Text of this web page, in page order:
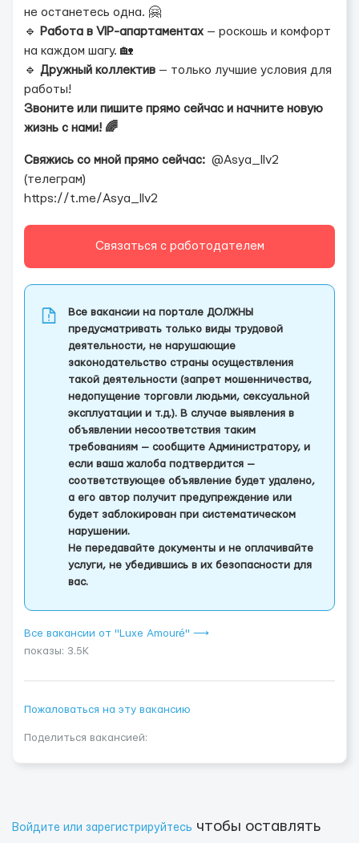
не останетесь одна. 🤗
🔹
Работа в VIP-апартаментах — роскошь и комфорт
на каждом шагу. 🏡
🔹 Дружный коллектив — только лучшие условия для
работы!
Звоните или пишите прямо сейчас и начните новую
жизнь с нами! 🌈
Свяжись со мной прямо сейчас: @Asya_llv2
(телеграм)
https://t.me/Asya_llv2
Связаться с работодателем
Все вакансии на портале ДОЛЖНЫ
предусматривать только виды трудовой
деятельности, не нарушающие
законодательство страны осуществления
такой деятельности (запрет мошенничества,
недопущение торговли людьми, сексуальной
эксплуатации и т.д.). В случае выявления в
объявлении несоответствия таким
требованиям — сообщите Администратору, и
если ваша жалоба подтвердится —
соответствующее объявление будет удалено,
а его автор получит предупреждение или
будет заблокирован при систематическом
нарушении.
Не передавайте документы и не оплачивайте
услуги, не убедившись в их безопасности для
вас.
Все вакансии от "Luxe Amouré" ⟶
показы: 3.5K
Пожаловаться на эту вакансию
Поделиться вакансией:
Войдите или зарегистрируйтесь чтобы оставлять